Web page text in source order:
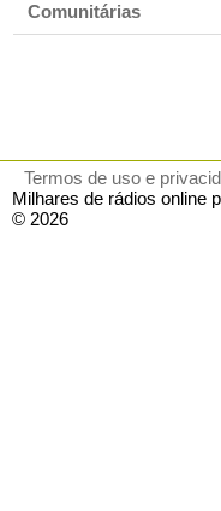
Comunitárias
Termos de uso e
Milhares de rádios online
© 2026